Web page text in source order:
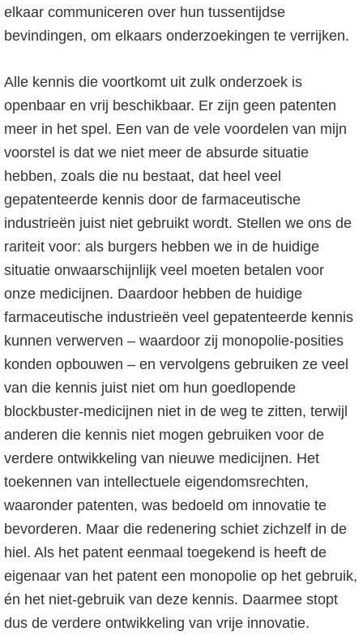
elkaar communiceren over hun tussentijdse
bevindingen, om elkaars onderzoekingen te verrijken.
Alle kennis die voortkomt uit zulk onderzoek is
openbaar en vrij beschikbaar. Er zijn geen patenten
meer in het spel. Een van de vele voordelen van mijn
voorstel is dat we niet meer de absurde situatie
hebben, zoals die nu bestaat, dat heel veel
gepatenteerde kennis door de farmaceutische
industrieën juist niet gebruikt wordt. Stellen we ons de
rariteit voor: als burgers hebben we in de huidige
situatie onwaarschijnlijk veel moeten betalen voor
onze medicijnen. Daardoor hebben de huidige
farmaceutische industrieën veel gepatenteerde kennis
kunnen verwerven – waardoor zij monopolie-posities
konden opbouwen – en vervolgens gebruiken ze veel
van die kennis juist niet om hun goedlopende
blockbuster-medicijnen niet in de weg te zitten, terwijl
anderen die kennis niet mogen gebruiken voor de
verdere ontwikkeling van nieuwe medicijnen. Het
toekennen van intellectuele eigendomsrechten,
waaronder patenten, was bedoeld om innovatie te
bevorderen. Maar die redenering schiet zichzelf in de
hiel. Als het patent eenmaal toegekend is heeft de
eigenaar van het patent een monopolie op het gebruik,
én het niet-gebruik van deze kennis. Daarmee stopt
dus de verdere ontwikkeling van vrije innovatie.